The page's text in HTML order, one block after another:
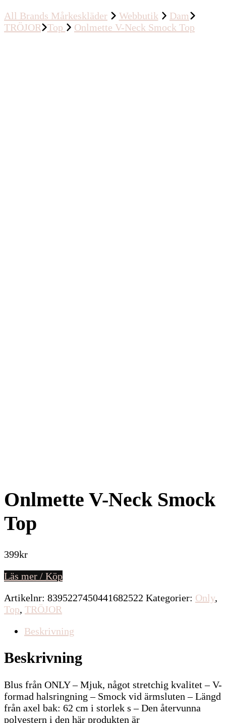
All Brands Mårkeskläder Webbutik
Dam
TRÖJOR Top Onlmette V-Neck Smock Top
Onlmette V-Neck Smock
Top
399kr
Läs mer / Köp
Artikelnr: 8395227450441682522 Kategorier: Only,
Top, TRÖJOR
Beskrivning
Beskrivning
Blus från ONLY – Mjuk, något stretchig kvalitet – V-
formad halsringning – Smock vid ärmsluten – Längd
från axel bak: 62 cm i storlek s – Den återvunna
polyestern i den här produkten är